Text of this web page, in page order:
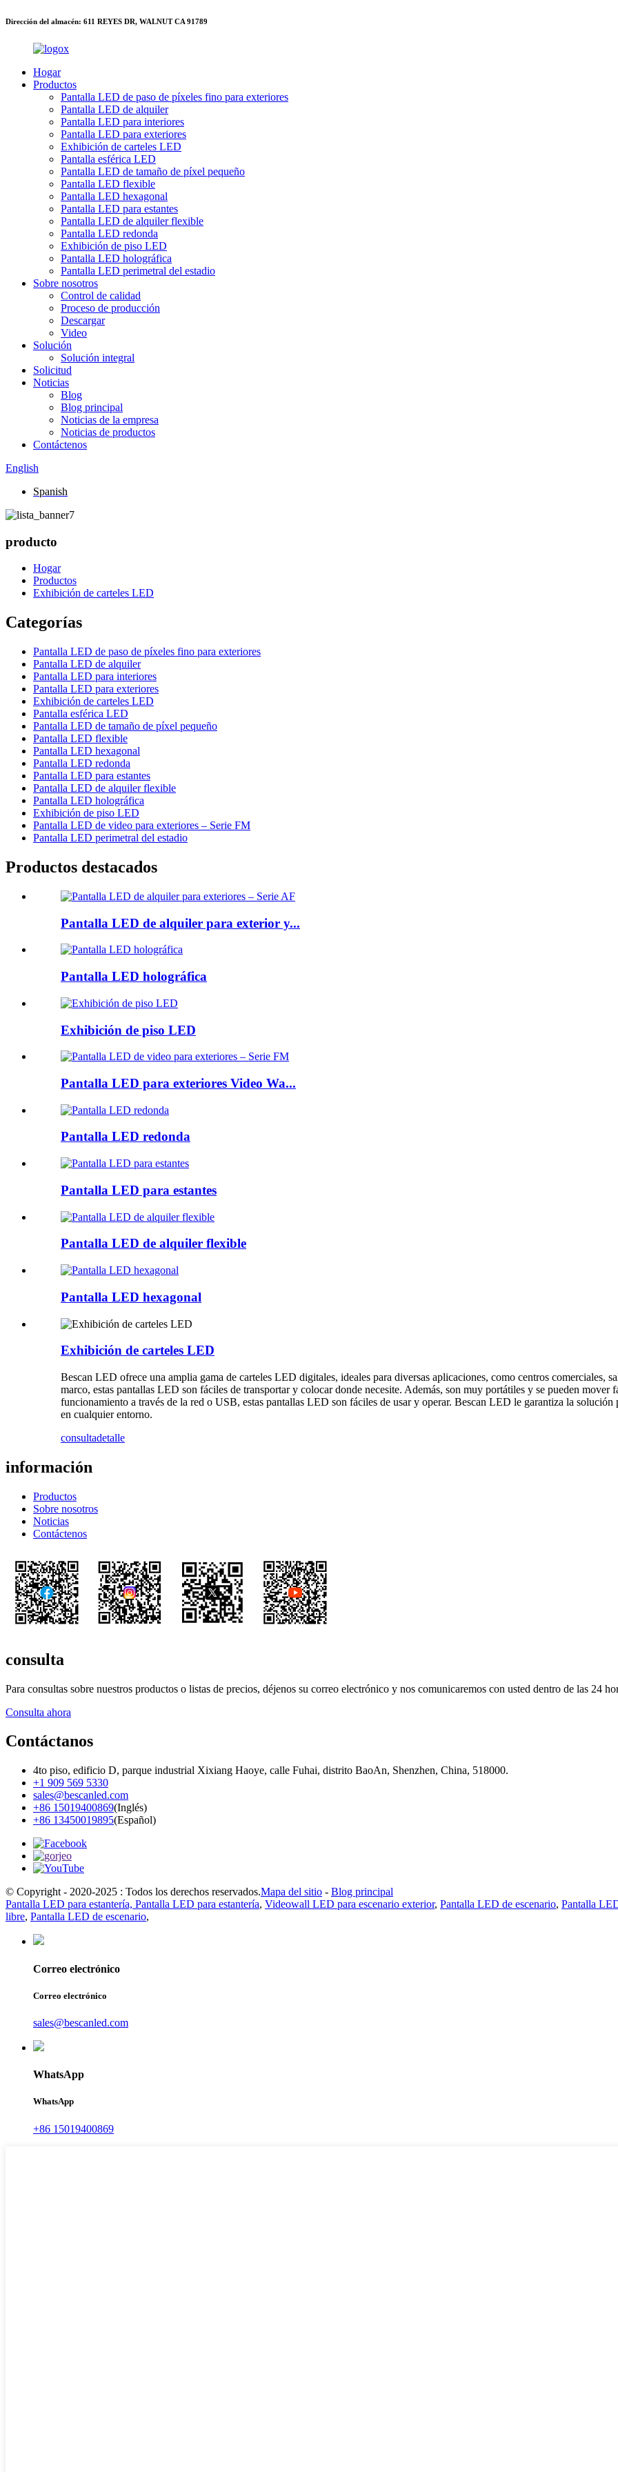
Dirección del almacén: 611 REYES DR, WALNUT CA 91789
Hogar
Productos
Pantalla LED de paso de píxeles fino para exteriores
Pantalla LED de alquiler
Pantalla LED para interiores
Pantalla LED para exteriores
Exhibición de carteles LED
Pantalla esférica LED
Pantalla LED de tamaño de píxel pequeño
Pantalla LED flexible
Pantalla LED hexagonal
Pantalla LED para estantes
Pantalla LED de alquiler flexible
Pantalla LED redonda
Exhibición de piso LED
Pantalla LED holográfica
Pantalla LED perimetral del estadio
Sobre nosotros
Control de calidad
Proceso de producción
Descargar
Video
Solución
Solución integral
Solicitud
Noticias
Blog
Blog principal
Noticias de la empresa
Noticias de productos
Contáctenos
English
Spanish
producto
Hogar
Productos
Exhibición de carteles LED
Categorías
Pantalla LED de paso de píxeles fino para exteriores
Pantalla LED de alquiler
Pantalla LED para interiores
Pantalla LED para exteriores
Exhibición de carteles LED
Pantalla esférica LED
Pantalla LED de tamaño de píxel pequeño
Pantalla LED flexible
Pantalla LED hexagonal
Pantalla LED redonda
Pantalla LED para estantes
Pantalla LED de alquiler flexible
Pantalla LED holográfica
Exhibición de piso LED
Pantalla LED de video para exteriores – Serie FM
Pantalla LED perimetral del estadio
Productos destacados
Pantalla LED de alquiler para exterior y...
Pantalla LED holográfica
Exhibición de piso LED
Pantalla LED para exteriores Video Wa...
Pantalla LED redonda
Pantalla LED para estantes
Pantalla LED de alquiler flexible
Pantalla LED hexagonal
Exhibición de carteles LED
Bescan LED ofrece una amplia gama de carteles LED digitales, ideales para diversas aplicaciones, como centros comerciales,
marco, estas pantallas LED son fáciles de transportar y colocar donde necesite. Además, son muy portátiles y se pueden mover
funcionamiento a través de la red o USB, estas pantallas LED son fáciles de usar y operar. Bescan LED le garantiza la
en cualquier entorno.
consultadetalle
información
Productos
Sobre nosotros
Noticias
Contáctenos
consulta
Para consultas sobre nuestros productos o listas de precios, déjenos su correo electrónico y nos comunicaremos con usted dentro de las 24
Consulta ahora
Contáctanos
4to piso, edificio D, parque industrial Xixiang Haoye, calle Fuhai, distrito BaoAn, Shenzhen, China, 518000.
+1 909 569 5330
sales@bescanled.com
+86 15019400869(Inglés)
+86 13450019895(Español)
© Copyright - 2020-2025 : Todos los derechos reservados.Mapa del sitio - Blog principal
Pantalla LED para estantería, Pantalla LED para estantería, Videowall LED para escenario exterior, Pantalla LED de escenario, Pantalla
libre, Pantalla LED de escenario,
Correo electrónico
Correo electrónico
sales@bescanled.com
WhatsApp
WhatsApp
+86 15019400869